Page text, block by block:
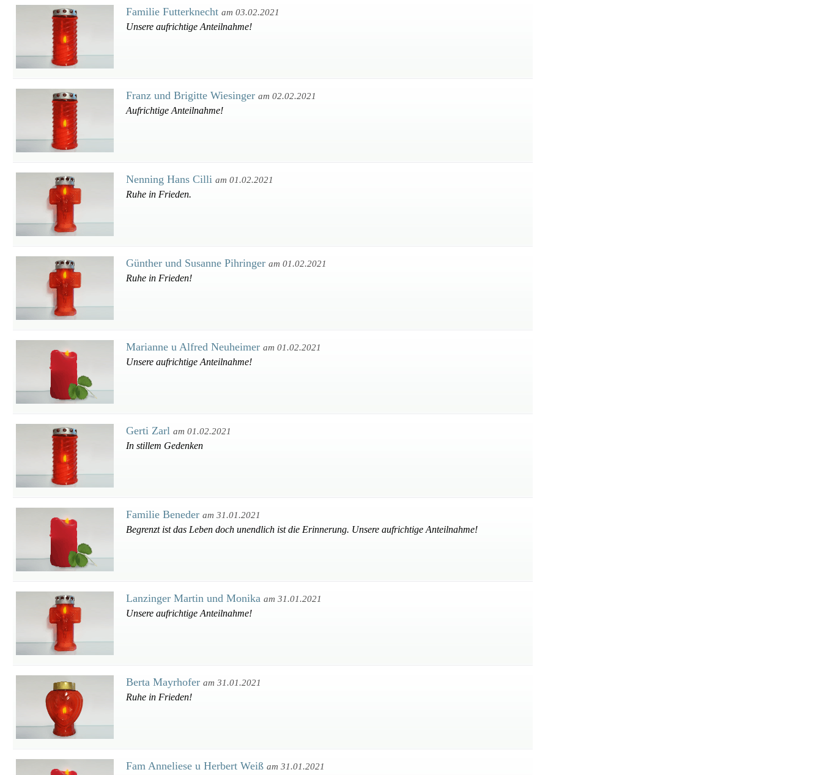
Familie Futterknecht am 03.02.2021
Unsere aufrichtige Anteilnahme!
Franz und Brigitte Wiesinger am 02.02.2021
Aufrichtige Anteilnahme!
Nenning Hans Cilli am 01.02.2021
Ruhe in Frieden.
Günther und Susanne Pihringer am 01.02.2021
Ruhe in Frieden!
Marianne u Alfred Neuheimer am 01.02.2021
Unsere aufrichtige Anteilnahme!
Gerti Zarl am 01.02.2021
In stillem Gedenken
Familie Beneder am 31.01.2021
Begrenzt ist das Leben doch unendlich ist die Erinnerung. Unsere aufrichtige Anteilnahme!
Lanzinger Martin und Monika am 31.01.2021
Unsere aufrichtige Anteilnahme!
Berta Mayrhofer am 31.01.2021
Ruhe in Frieden!
Fam Anneliese u Herbert Weiß am 31.01.2021